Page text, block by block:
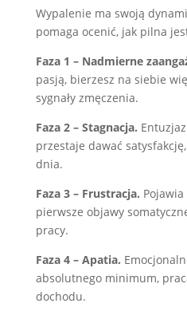
Wypalenie ma swoją
pomaga ocenić, jak pilna
Faza 1 – Nadmierne
pasją, bierzesz na siebie
sygnały zmęczenia.
Faza 2 – Stagnacja.
przestaje dawać
dnia.
Faza 3 – Frustracja.
pierwsze objawy
pracy.
Faza 4 – Apatia.
absolutnego minimum,
dochodu.